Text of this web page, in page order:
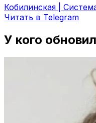
Кобилинская |
Читать в Telegram
У кого